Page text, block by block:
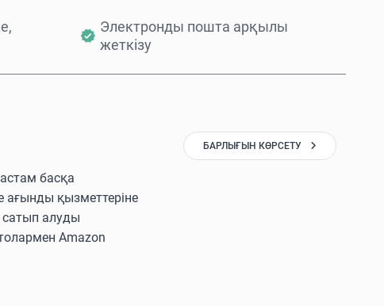
Электронды пошта арқылы
жеткізу
басқа
қызметтеріне
сатып алуды
Amazon
БАРЛЫҒЫН КӨРСЕТУ